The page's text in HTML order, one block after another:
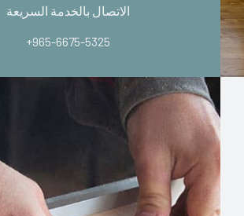
الاتصال بالخدمة السريعة
+965-6675-5325